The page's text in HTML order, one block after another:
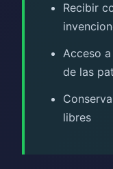
Recibir
Acceso
de las
libres